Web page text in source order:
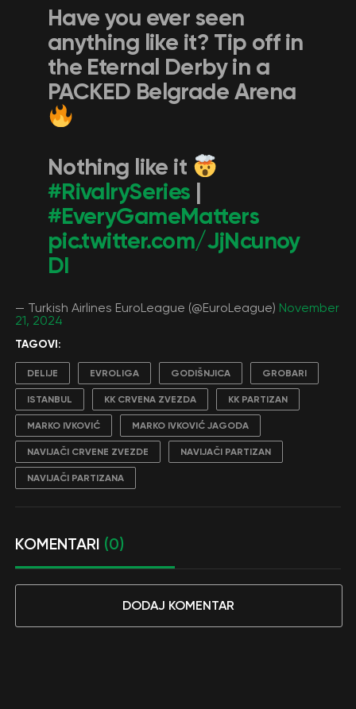
Have you ever seen
anything like it? Tip off in
the Eternal Derby in a
PACKED Belgrade Arena
Nothing like it
#RivalrySeries |
#EveryGameMatters
pic.twitter.com/JjNcunoy
DI
— Turkish Airlines EuroLeague (@EuroLeague) November
21, 2024
TAGOVI:
DELIJE EVROLIGA GODIŠNJICA GROBARI
ISTANBUL KK CRVENA ZVEZDA KK PARTIZAN
MARKO IVKOVIĆ MARKO IVKOVIĆ JAGODA
NAVIJAČI CRVENE ZVEZDE NAVIJAČI PARTIZAN
NAVIJAČI PARTIZANA
KOMENTARI (0)
DODAJ KOMENTAR